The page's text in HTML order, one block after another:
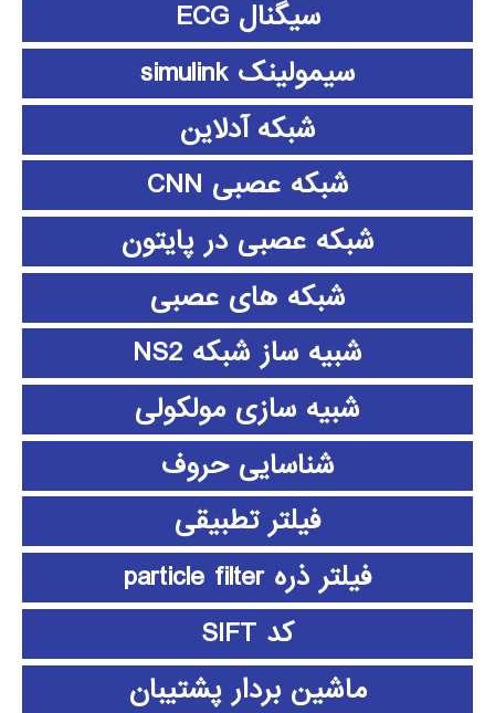
سیگنال ECG
سیمولینک simulink
شبکه آدلاین
شبکه عصبی CNN
شبکه عصبی در پایتون
شبکه های عصبی
شبیه ساز شبکه NS2
شبیه سازی مولکولی
شناسایی حروف
فیلتر تطبیقی
فیلتر ذره particle filter
کد SIFT
ماشین بردار پشتیبان